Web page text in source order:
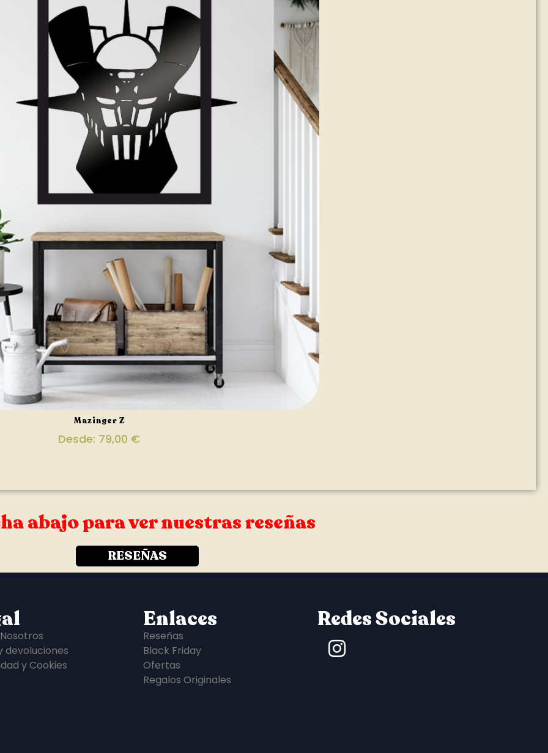
Mazinger Z
Desde: 79,00 €
abajo para ver nuestras reseñas
RESEÑAS
devoluciones
y Cookies
Enlaces
Reseñas
Black Friday
Ofertas
Regalos Originales
Redes Sociales